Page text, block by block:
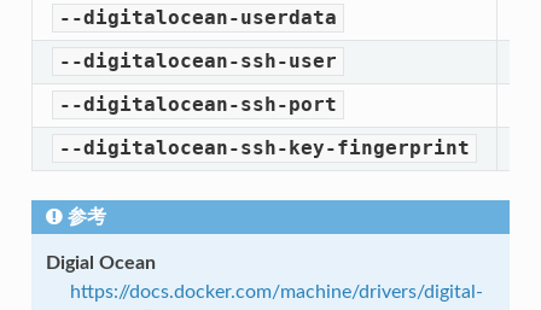
--digitalocean-userdata
--digitalocean-ssh-user
--digitalocean-ssh-port
--digitalocean-ssh-key-fingerprint
参考
Digial Ocean
https://docs.docker.com/machine/drivers/digital-